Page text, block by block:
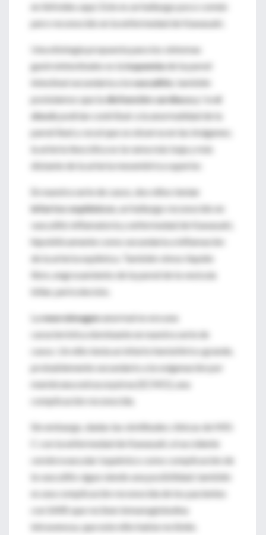
en linfoides aquí. Este es un hallazgo poco común
pero reconocido en la enfermedad de Kawasaki.
Una etiología propuesta para los síntomas
gastrointestinales es laisquemiade la pared
intestinal secundaria a lavasculitis ; también
postulamos que ladisfunción cardíaca y / o el
shockpodrían contribuir a la anormalidad de la
pared ileal y cecal que se observa en las imágenes;
la arteria ileocólica es la rama más baja y más
distante de la arteria mesentérica superior.
En nuestra serie de casos, dos niños tenían
infartos esplénicos, un hallazgo reconocido en
vasculitis inflamatoria y enfermedad de Kawasaki,
hipotéticamente como secundaria a inflamación
de la arteria esplénica. También vimos líquido
libre, engrosamiento de la pared de la vesícula
biliar, pericolecisto.
Laneuroimagenanormal no era una
característica dominante en nuestra serie de
casos. Un niño tenía un infarto hemisférico grande,
probablemente secundario a la oxigenación por
membrana extracorpórea (ECMO), una
complicación reconocida.
Sin embargo, dadas las similitudes clínicas de MIS-
C con la enfermedad de Kawasaki, el accidente
cerebrovascular isquémico como complicación de
la vasculitis sigue siendo una posibilidad; también
es una complicación reconocida de los pacientes
con SARS que reciben inmunoglobulina
intravenosa, que este niño había recibido.